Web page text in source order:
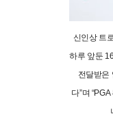
신인상 트
하루 앞둔
전달받은
다”며